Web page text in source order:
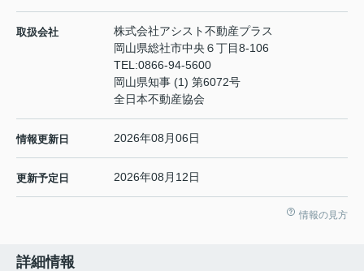
取扱会社
株式会社アシスト不動産プラス
岡山県総社市中央６丁目8-106
TEL:0866-94-5600
岡山県知事 (1) 第6072号
全日本不動産協会
情報更新日 2026年08月06日
更新予定日 2026年08月12日
情報の見方
詳細情報